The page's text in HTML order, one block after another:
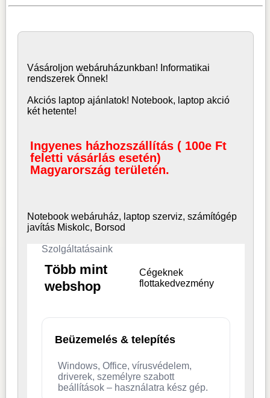
Vásároljonwebáruházunkban! Informatikai
rendszerek Önnek!
Akciós laptop ajánlatok! Notebook, laptop akció
két hetente!
Ingyenes házhozszállítás ( 100e Ft
feletti vásárlás esetén)
Magyarország területén.
Notebook webáruház, laptop szerviz, számítógép
javítás Miskolc, Borsod
Szolgáltatásaink
Több mint
webshop
Cégeknek
flottakedvezmény
Beüzemelés & telepítés
Windows, Office, vírusvédelem,
driverek, személyre szabott
beállítások – használatra kész gép.